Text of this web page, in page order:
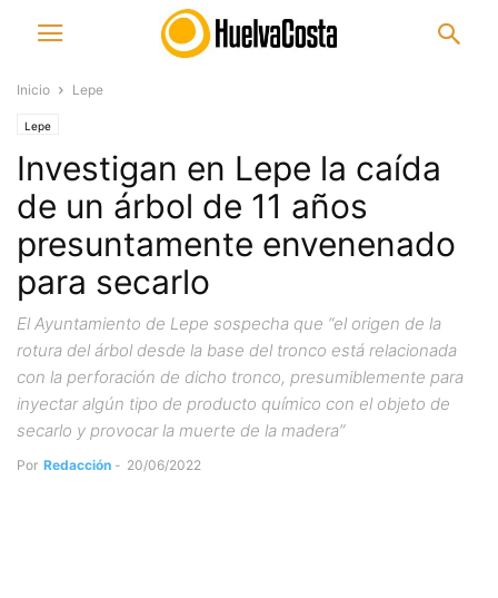
Inicio Lepe
Lepe
Investigan en Lepe la caída
de un árbol de 11 años
presuntamente envenenado
para secarlo
El Ayuntamiento de Lepe sospecha que “el origen de la
rotura del árbol desde la base del tronco está relacionada
con la perforación de dicho tronco, presumiblemente para
inyectar algún tipo de producto químico con el objeto de
secarlo y provocar la muerte de la madera”
Por Redacción - 20/06/2022